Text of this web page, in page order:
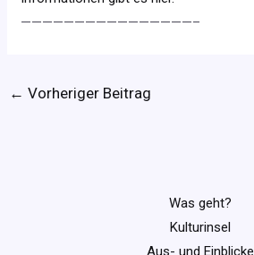
————————————————–
← Vorheriger Beitrag
Was geht?
Kulturinsel
Aus- und Einblicke